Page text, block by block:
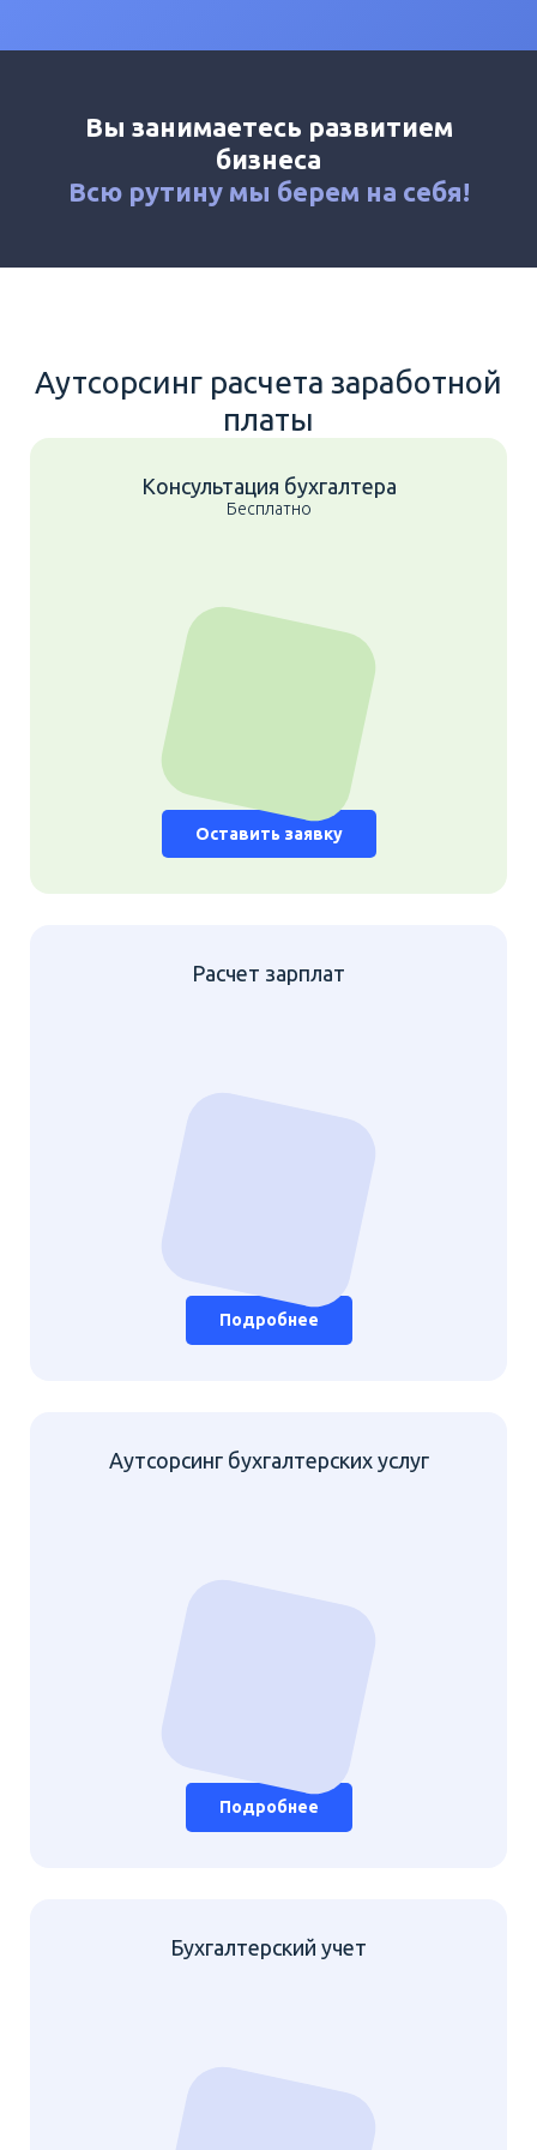
Контакты
Москва +7 (495) 161-03-01
Мытищи +7 (800) 333-23-72
Вы занимаетесь развитием
бизнеса
Всю рутину мы берем на себя!
Аутсорсинг расчета заработной
платы
Консультация бухгалтера
Бесплатно
Оставить заявку
Расчет зарплат
Подробнее
Аутсорсинг бухгалтерских услуг
Подробнее
Бухгалтерский учет